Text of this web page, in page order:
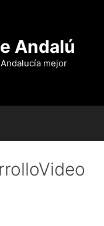
Andalú
mejor